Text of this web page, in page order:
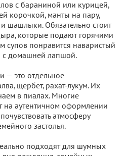
с бараниной или курицей,
корочкой, манты на пару,
шашлыки. Обязательно стоит
которые подают горячими
супов понравится наваристый
с домашней лапшой.
— это отдельное
щербет, рахат-лукум. Их
в пиалах. Многие
на аутентичном оформлении
атмосферу
застолья.
подходят для шумных